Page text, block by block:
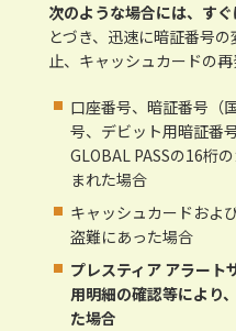
次のような場合には、すぐ
とづき、迅速に暗証番号
止、キャッシュカードの再
口座番号、暗証番号（
号、デビット用暗証番
GLOBAL PASSの16桁
まれた場合
キャッシュカードおよ
盗難にあった場合
プレスティア アラート
用明細の確認等により
た場合